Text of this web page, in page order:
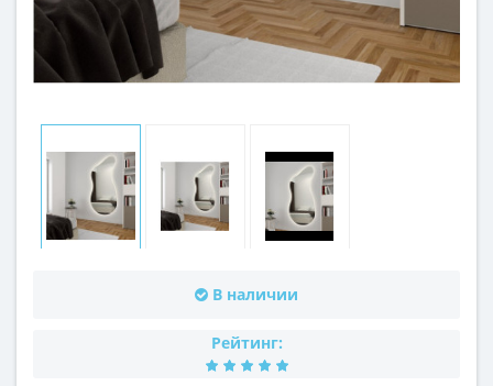
В наличии
Рейтинг: